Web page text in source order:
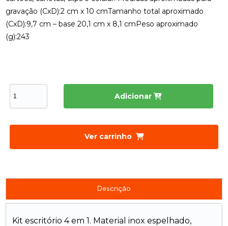
gravação (CxD):2 cm x 10 cmTamanho total aproximado
(CxD):9,7 cm – base 20,1 cm x 8,1 cmPeso aproximado
(g):243
Adicionar
Ver carrinho
Descrição
Kit escritório 4 em 1. Material inox espelhado,